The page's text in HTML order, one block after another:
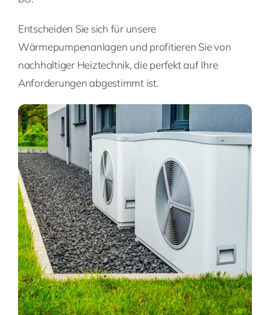
Entscheiden Sie sich für unsere
Wärmepumpenanlagen und profitieren Sie von
nachhaltiger Heiztechnik, die perfekt auf Ihre
Anforderungen abgestimmt ist.